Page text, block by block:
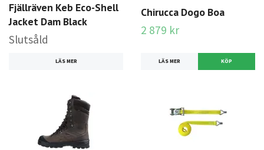
Fjällräven Keb Eco-Shell
Jacket Dam Black
Slutsåld
LÄS MER
Chirucca Dogo Boa
2 879 kr
LÄS MER KÖP